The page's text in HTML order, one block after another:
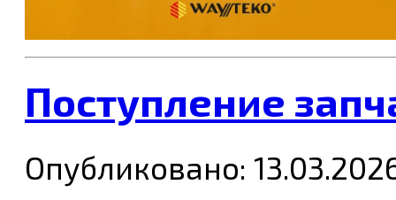
Поступление
Опубликовано: